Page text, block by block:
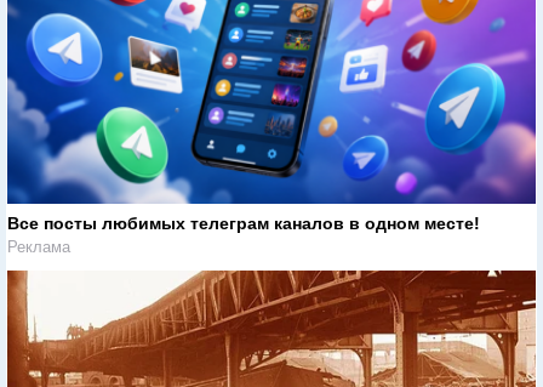
Все посты любимых телеграм каналов в одном месте!
Реклама